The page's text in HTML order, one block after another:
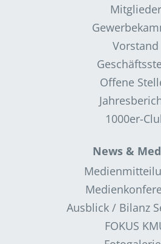
Mitglieder
Vorstand
Offene
1000er-
News &
Ausblick / Bilanz
FOKUS